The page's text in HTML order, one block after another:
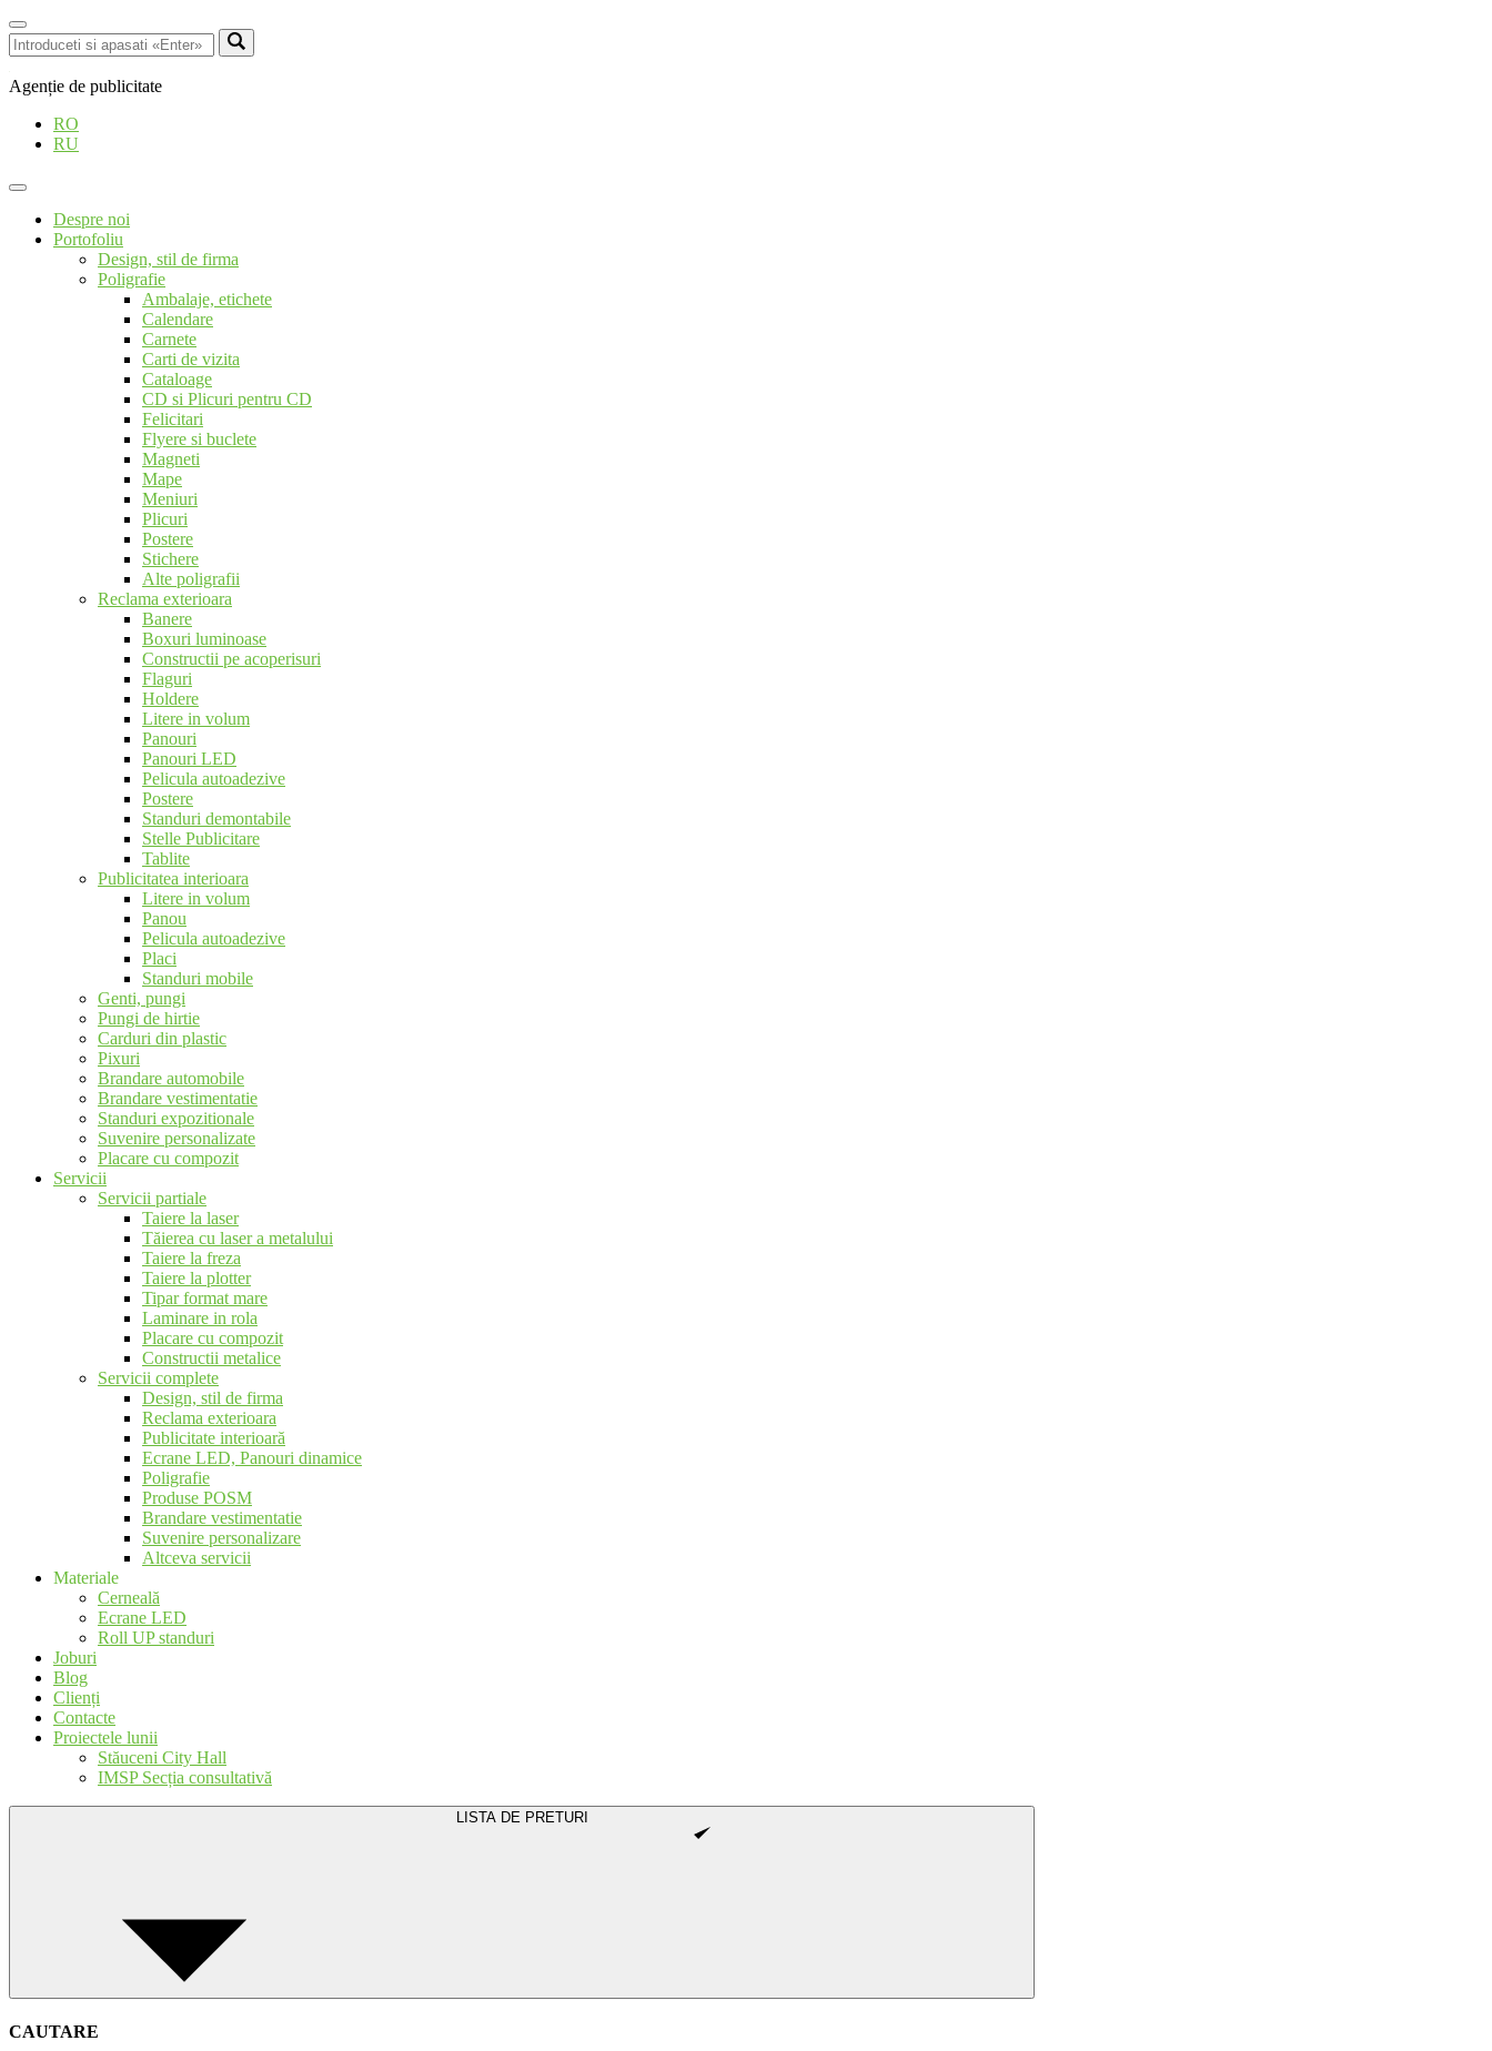
Agenție de publicitate
RO
RU
Despre noi
Portofoliu
Design, stil de firma
Poligrafie
Ambalaje, etichete
Calendare
Carnete
Carti de vizita
Cataloage
CD si Plicuri pentru CD
Felicitari
Flyere si buclete
Magneti
Mape
Meniuri
Plicuri
Postere
Stichere
Alte poligrafii
Reclama exterioara
Banere
Boxuri luminoase
Constructii pe acoperisuri
Flaguri
Holdere
Litere in volum
Panouri
Panouri LED
Pelicula autoadezive
Postere
Standuri demontabile
Stelle Publicitare
Tablite
Publicitatea interioara
Litere in volum
Panou
Pelicula autoadezive
Placi
Standuri mobile
Genti, pungi
Pungi de hirtie
Carduri din plastic
Pixuri
Brandare automobile
Brandare vestimentatie
Standuri expozitionale
Suvenire personalizate
Placare cu compozit
Servicii
Servicii partiale
Taiere la laser
Tăierea cu laser a metalului
Taiere la freza
Taiere la plotter
Tipar format mare
Laminare in rola
Placare cu compozit
Constructii metalice
Servicii complete
Design, stil de firma
Reclama exterioara
Publicitate interioară
Ecrane LED, Panouri dinamice
Poligrafie
Produse POSM
Brandare vestimentatie
Suvenire personalizare
Altceva servicii
Materiale
Cerneală
Ecrane LED
Roll UP standuri
Joburi
Blog
Clienți
Contacte
Proiectele lunii
Stăuceni City Hall
IMSP Secția consultativă
LISTA DE PRETURI
CAUTARE